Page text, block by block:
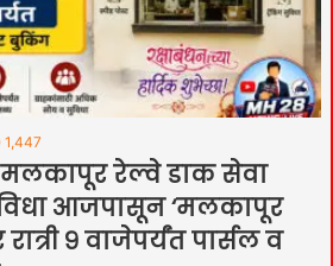
1,447
मलकापूर रेल्वे डाक सेवा
आजपासून ‘मलकापूर
९ वाजेपर्यंत पार्सल व